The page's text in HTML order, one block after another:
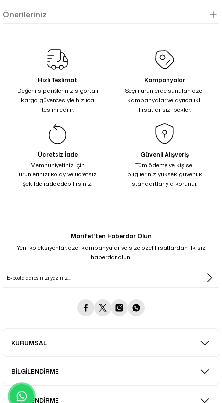
Önerileriniz
Hızlı Teslimat
Değerli siparişleriniz sigortalı
kargo güvencesiyle hızlıca
teslim edilir.
Kampanyalar
Seçili ürünlerde sunulan özel
kampanyalar ve ayrıcalıklı
fırsatlar sizi bekler.
Ücretsiz İade
Memnuniyetiniz için
ürünlerinizi kolay ve ücretsiz
şekilde iade edebilirsiniz.
Güvenli Alışveriş
Tüm ödeme ve kişisel
bilgileriniz yüksek güvenlik
standartlarıyla korunur.
Marifet’ten Haberdar Olun
Yeni koleksiyonlar, özel kampanyalar ve size özel fırsatlardan ilk siz
haberdar olun.
KURUMSAL
BİLGİLENDİRME
BİLGİLENDİRME